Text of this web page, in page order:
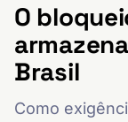
O
Brasil
Como